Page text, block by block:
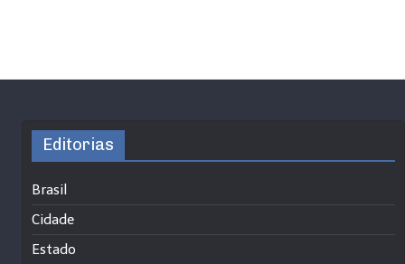
Editorias
Brasil
Cidade
Estado